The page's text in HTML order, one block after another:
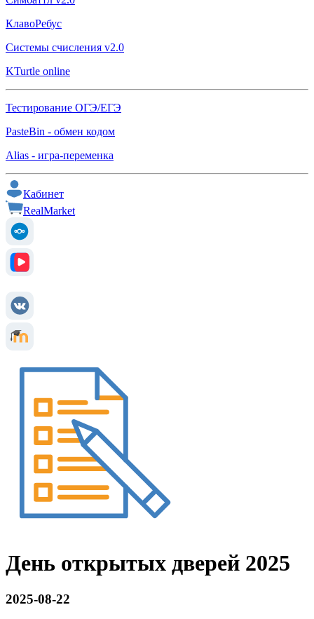
КлавоРебус
Системы счисления v2.0
KTurtle online
Тестирование ОГЭ/ЕГЭ
PasteBin - обмен кодом
Alias - игра-переменка
Кабинет
RealMarket
День открытых дверей 2025
2025-08-22